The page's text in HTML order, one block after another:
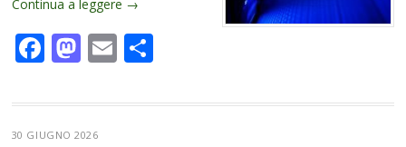
Continua a leggere →
Facebook
Mastodon
EmailCondividi
30 GIUGNO 2026